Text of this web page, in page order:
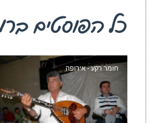
כל הפוסטים ב
חומר רקע - אירופה